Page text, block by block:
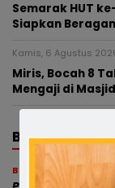
Semarak HUT
Siapkan
Kamis, 6 Agustus
Miris, Bocah 8
Mengaji di
BERITA
Bone